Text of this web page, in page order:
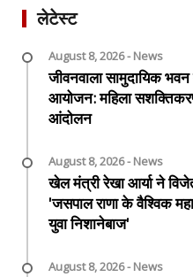
लेटेस्ट
August 8, 2026 - News
जीवनवाला सामुदायिक
आयोजन: महिला
आंदोलन
August 8, 2026 - News
खेल मंत्री रेखा आर्या ने
'जसपाल राणा के वैश्विक
युवा निशानेबाज'
August 8, 2026 - News